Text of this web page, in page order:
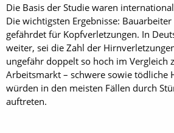
Die Basis der Studie waren
Die wichtigsten Ergebnisse:
gefährdet für Kopfverletzungen. In
weiter, sei die Zahl der
ungefähr doppelt so hoch im Vergleich
Arbeitsmarkt – schwere sowie tödliche
würden in den meisten Fällen durch
auftreten.